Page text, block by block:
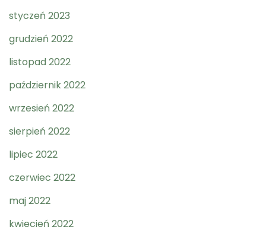
styczeń 2023
grudzień 2022
listopad 2022
październik 2022
wrzesień 2022
sierpień 2022
lipiec 2022
czerwiec 2022
maj 2022
kwiecień 2022